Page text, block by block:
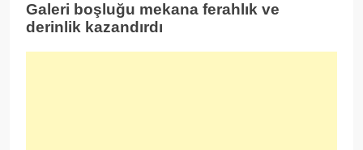
Galeri boşluğu mekana ferahlık ve
derinlik kazandırdı